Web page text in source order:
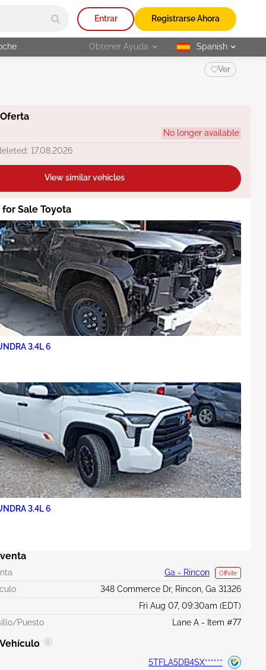
Entrar Registrarse Ahora
Obtener Ayuda selected
Spanish
Ver
No longer available
17.08.2026
View similar vehicles
Sale Toyota
3.4L 6
3.4L 6
Ga - Rincon Offsite
348 Commerce Dr, Rincon, Ga 31326
Fri Aug 07, 09:30am (EDT)
Puesto
Lane A - Item #77
5TFLA5DB4SX******